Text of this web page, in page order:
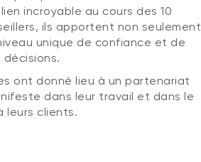
incroyable au cours des 10
ils apportent non seulement
unique de confiance et de
ont donné lieu à un partenariat
dans leur travail et dans le
leurs clients.